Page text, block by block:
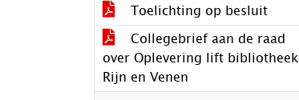
Toelichting op besluit
Collegebrief aan de raad
over Oplevering lift bibliotheek
Rijn en Venen